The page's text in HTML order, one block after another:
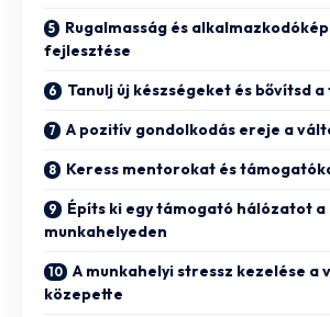
Rugalmasság és
fejlesztése
Tanulj új készségeket és bővítsd
A pozitív gondolkodás ereje a
Keress mentorokat és
Építs ki egy támogató hálózatot a
munkahelyeden
A munkahelyi stressz kezelése a
közepette